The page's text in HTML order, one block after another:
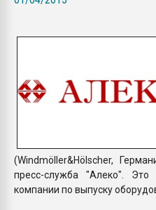
(Windmöller&Hölscher,
пресс-служба "Алеко". Это
компании по выпуску